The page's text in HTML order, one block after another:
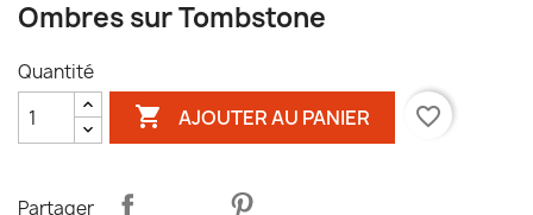
Ombres sur Tombstone
Quantité
 AJOUTER AU PANIER favorite_border
Partager